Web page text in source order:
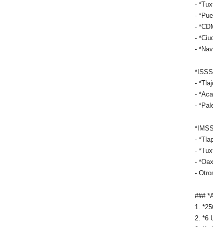
-
-
-
-
-
-
-
-
-
-
-
-
###
1.
2. *6